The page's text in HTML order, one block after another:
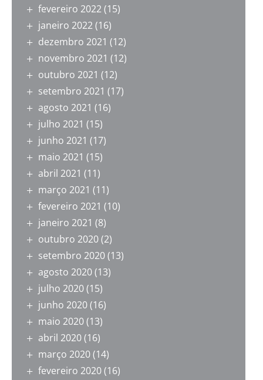
fevereiro 2022(15)
janeiro 2022(16)
dezembro 2021 (12)
novembro 2021 (12)
outubro 2021 (12)
setembro 2021 (17)
agosto 2021 (16)
julho 2021 (15)
junho 2021 (17)
maio 2021 (15)
abril 2021 (11)
março 2021 (11)
fevereiro 2021 (10)
janeiro 2021 (8)
outubro 2020(2)
setembro 2020(13)
agosto 2020(13)
julho 2020(15)
junho 2020(16)
maio 2020(13)
abril 2020(16)
março 2020(14)
fevereiro 2020(16)